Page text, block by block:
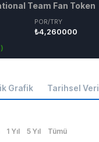
Team Fan Token
)
POR/TRY
₺4,260000
Grafik Tarihsel Veri
1 Yıl 5 Yıl Tümü